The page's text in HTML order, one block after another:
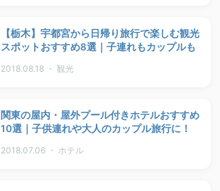
【栃木】宇都宮から日帰り旅行で楽しむ観光
スポットおすすめ8選｜子連れもカップルも
2018.08.18 ・ 観光
関東の屋内・屋外プール付きホテルおすすめ
10選｜子供連れや大人のカップル旅行に！
2018.07.06 ・ ホテル